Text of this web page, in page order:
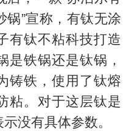
”宣称，有钛无涂
有钛不粘科技打造
是铁锅还是钛锅，
铸铁，使用了钛熔
粘。对于这层钛是
没有具体参数。